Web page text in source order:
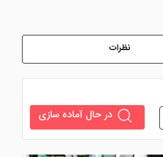
نظرات
در حال آماده سازی